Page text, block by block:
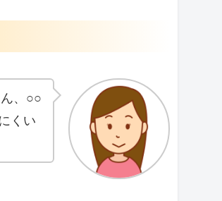
、○○
くい